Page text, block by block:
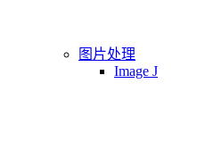
图片处理
Image J